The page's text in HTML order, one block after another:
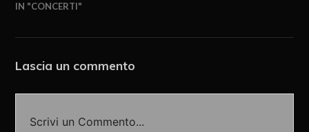
IN "CONCERTI"
Lascia un commento
Scrivi un Commento...